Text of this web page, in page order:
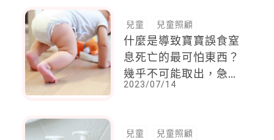
兒童 兒童照顧
什麼是導致寶寶誤食窒
息死亡的最可怕東西？
幾乎不可能取出，急診
專家警告，這個常見的
2023/07/14
兒童 兒童照顧